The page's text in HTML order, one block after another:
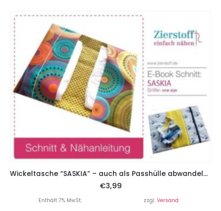
Wickeltasche “SASKIA” – auch als Passhülle abwandelbar
€3,99
Enthält 7% MwSt. zzgl. Versand